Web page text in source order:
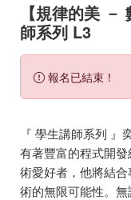
【規律的美
師系列 L3
報名已結束！
『 學生講師系列
有著豐富的程式開
術愛好者，他將結
術的無限可能性。